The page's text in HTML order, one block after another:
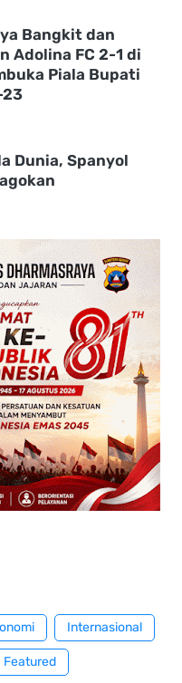
Bangkit dan
Adolina FC 2-1 di
Piala Bupati
23
Dunia, Spanyol
Internasional
Featured